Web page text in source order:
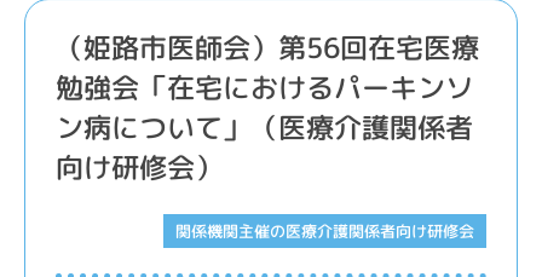
（姫路市医師会）第56回在宅医療
勉強会「在宅におけるパーキンソ
ン病について」（医療介護関係者
向け研修会）
関係機関主催の医療介護関係者向け研修会